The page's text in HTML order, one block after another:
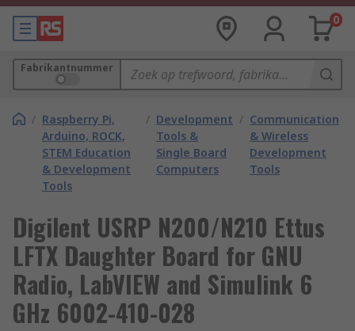
0
Fabrikantnummer
/ Raspberry Pi,
Arduino, ROCK,
STEM Education
& Development
Tools
/ Development
Tools &
Single Board
Computers
/ Communication
& Wireless
Development
Tools
Digilent USRP N200/N210 Ettus
LFTX Daughter Board for GNU
Radio, LabVIEW and Simulink 6
GHz 6002-410-028